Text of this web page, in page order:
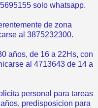
solo whatsapp.
de zona
al 3875232300.
años, de 16 a 22Hs, con
al 4713643 de 14 a
personal para tareas
predisposicion para